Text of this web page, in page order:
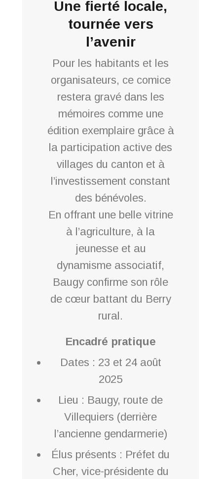
Une fierté locale,
tournée vers
l’avenir
Pour les habitants et les
organisateurs, ce comice
restera gravé dans les
mémoires comme une
édition exemplaire grâce à
la participation active des
villages du canton et à
l’investissement constant
des bénévoles.
En offrant une belle vitrine
à l’agriculture, à la
jeunesse et au
dynamisme associatif,
Baugy confirme son rôle
de cœur battant du Berry
rural.
Encadré pratique
Dates : 23 et 24 août
2025
Lieu : Baugy, route de
Villequiers (derrière
l’ancienne gendarmerie)
Élus présents : Préfet du
Cher, vice-présidente du